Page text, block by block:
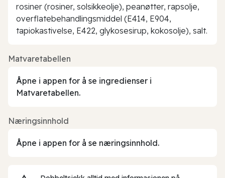
rosiner (rosiner, solsikkeolje), peanøtter, rapsolje,
overflatebehandlingsmiddel (E414, E904,
tapiokastivelse, E422, glykosesirup, kokosolje), salt.
Matvaretabellen
Åpne i appen for å se ingredienser i
Matvaretabellen.
Næringsinnhold
Åpne i appen for å se næringsinnhold.